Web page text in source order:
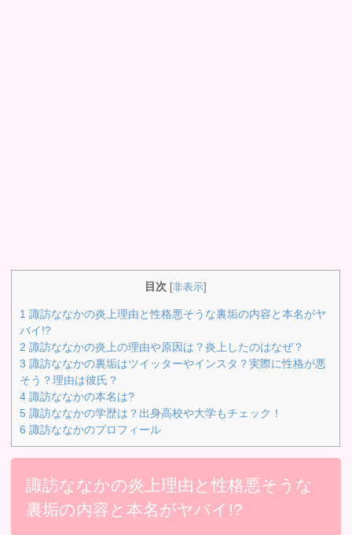
目次 [非表示]
1 諏訪ななかの炎上理由と性格悪そうな裏垢の内容と本名がヤ
バイ!?
2 諏訪ななかの炎上の理由や原因は？炎上したのはなぜ？
3 諏訪ななかの裏垢はツイッターやインスタ？実際に性格が悪
そう？理由は彼氏？
4 諏訪ななかの本名は?
5 諏訪ななかの学歴は？出身高校や大学もチェック！
6 諏訪ななかのプロフィール
諏訪ななかの炎上理由と性格悪そうな
裏垢の内容と本名がヤバイ!?